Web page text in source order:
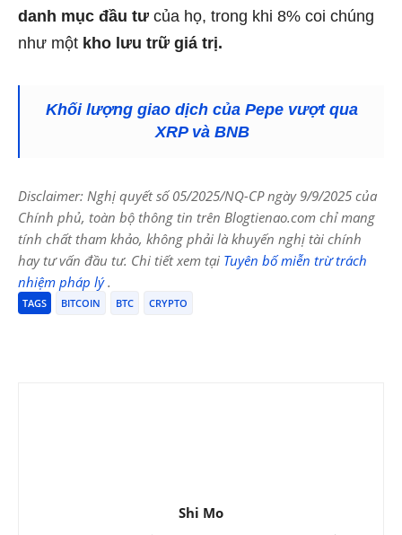
danh mục đầu tư của họ, trong khi 8% coi chúng
như một kho lưu trữ giá trị.
Khối lượng giao dịch của Pepe vượt qua
XRP và BNB
Disclaimer: Nghị quyết số 05/2025/NQ-CP ngày 9/9/2025 của
Chính phủ, toàn bộ thông tin trên Blogtienao.com chỉ mang
tính chất tham khảo, không phải là khuyến nghị tài chính
hay tư vấn đầu tư. Chi tiết xem tại Tuyên bố miễn trừ trách
nhiệm pháp lý.
TAGS BITCOIN BTC CRYPTO
Shi Mo